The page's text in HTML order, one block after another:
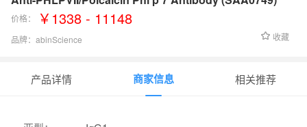
价格： ￥1338 - 11148
品牌： abinScience 收藏
产品详情 商家信息 相关推荐